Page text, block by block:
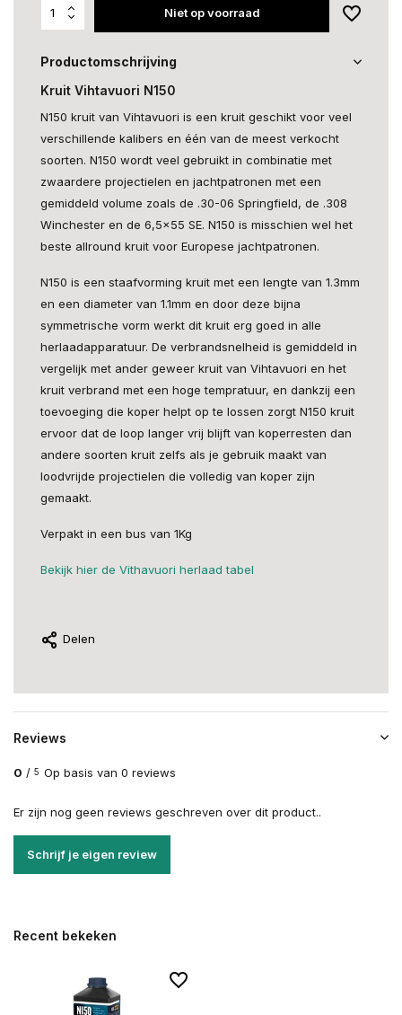
Niet op voorraad
Productomschrijving
Kruit Vihtavuori N150
N150 kruit van Vihtavuori is een kruit geschikt voor veel
verschillende kalibers en één van de meest verkocht
soorten. N150 wordt veel gebruikt in combinatie met
zwaardere projectielen en jachtpatronen met een
gemiddeld volume zoals de .30-06 Springfield, de .308
Winchester en de 6,5x55 SE. N150 is misschien wel het
beste allround kruit voor Europese jachtpatronen.
N150 is een staafvorming kruit met een lengte van 1.3mm
en een diameter van 1.1mm en door deze bijna
symmetrische vorm werkt dit kruit erg goed in alle
herlaadapparatuur. De verbrandsnelheid is gemiddeld in
vergelijk met ander geweer kruit van Vihtavuori en het
kruit verbrand met een hoge tempratuur, en dankzij een
toevoeging die koper helpt op te lossen zorgt N150 kruit
ervoor dat de loop langer vrij blijft van koperresten dan
andere soorten kruit zelfs als je gebruik maakt van
loodvrijde projectielen die volledig van koper zijn
gemaakt.
Verpakt in een bus van 1Kg
Bekijk hier de Vithavuori herlaad tabel
Delen
Reviews
0 / 5 Op basis van 0 reviews
Er zijn nog geen reviews geschreven over dit product..
Schrijf je eigen review
Recent bekeken